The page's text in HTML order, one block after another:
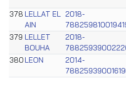
378 LELLAT EL
AIN
2018-
379 LELLET
BOUHA
2018-
380LEON
2014-